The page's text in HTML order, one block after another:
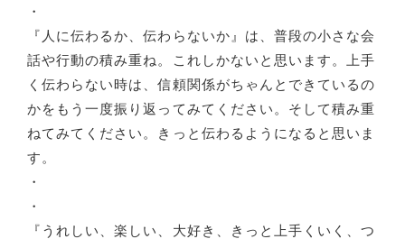
・
『人に伝わるか、伝わらないか』は、普段の小さな会
話や行動の積み重ね。これしかないと思います。上手
く伝わらない時は、信頼関係がちゃんとできているの
かをもう一度振り返ってみてください。そして積み重
ねてみてください。きっと伝わるようになると思いま
す。
・
・
『うれしい、楽しい、大好き、きっと上手くいく、つ